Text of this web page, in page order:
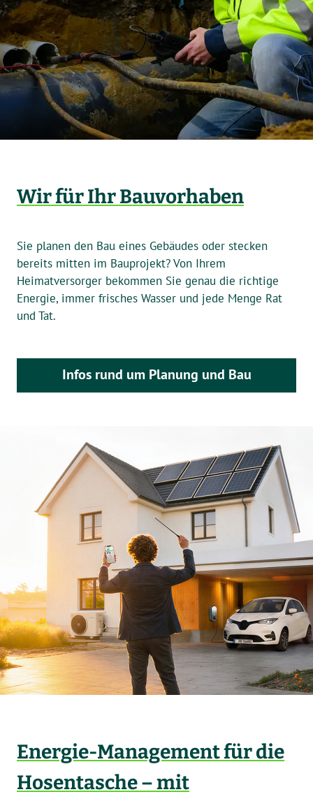
Wir für Ihr Bauvorhaben
Sie planen den Bau eines Gebäudes oder stecken
bereits mitten im Bauprojekt? Von Ihrem
Heimatversorger bekommen Sie genau die richtige
Energie, immer frisches Wasser und jede Menge Rat
und Tat.
Infos rund um Planung und Bau
Energie-Management für die
Hosentasche – mit